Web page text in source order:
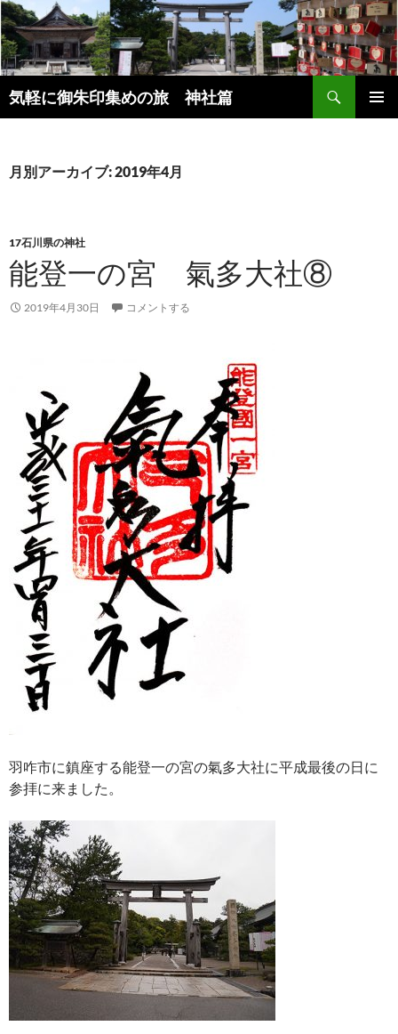
コ
ン
テ
ン
ツ
へ
ッ
気軽に御朱印集めの旅 神社篇
索
月別アーカイブ: 2019年4月
17石川県の神社
能登一の宮 氣多大社⑧
2019年4月30日 コメントする
羽咋市に鎮座する能登一の宮の氣多大社に平成最後の日に
参拝に来ました。